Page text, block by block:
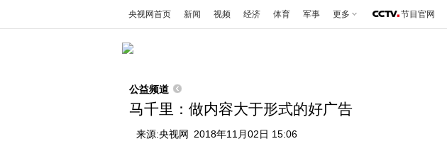
央视网首页 新闻 视频 经济 体育 军事 更多 节目官网
公益频道
马千里：做内容大于形式的好广告
来源:央视网 2018年11月02日 15:06